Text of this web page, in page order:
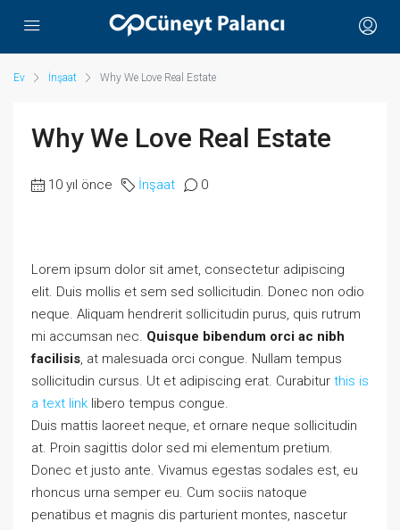
Ev İnşaat Why We Love Real Estate
Why We Love Real Estate
10 yıl önce İnşaat 0
Lorem ipsum dolor sit amet, consectetur adipiscing
elit. Duis mollis et sem sed sollicitudin. Donec non odio
neque. Aliquam hendrerit sollicitudin purus, quis rutrum
mi accumsan nec. Quisque bibendum orci ac nibh
facilisis, at malesuada orci congue. Nullam tempus
sollicitudin cursus. Ut et adipiscing erat. Curabitur this is
a text link libero tempus congue.
Duis mattis laoreet neque, et ornare neque sollicitudin
at. Proin sagittis dolor sed mi elementum pretium.
Donec et justo ante. Vivamus egestas sodales est, eu
rhoncus urna semper eu. Cum sociis natoque
penatibus et magnis dis parturient montes, nascetur